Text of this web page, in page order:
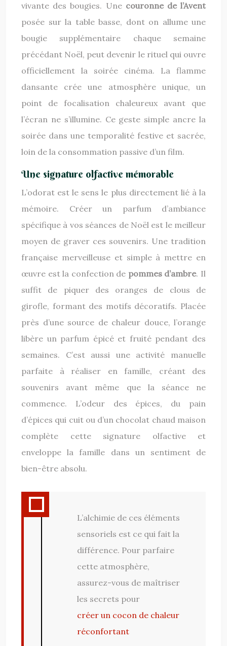
vivante des bougies. Une couronne de l’Avent
posée sur la table basse, dont on allume une
bougie supplémentaire chaque semaine
précédant Noël, peut devenir le rituel qui ouvre
officiellement la soirée cinéma. La flamme
dansante crée une atmosphère unique, un
point de focalisation chaleureux avant que
l’écran ne s’illumine. Ce geste simple ancre la
soirée dans une temporalité festive et sacrée,
loin de la consommation passive d’un film.
Une signature olfactive mémorable
L’odorat est le sens le plus directement lié à la
mémoire. Créer un parfum d’ambiance
spécifique à vos séances de Noël est le meilleur
moyen de graver ces souvenirs. Une tradition
française merveilleuse et simple à mettre en
œuvre est la confection de pommes d’ambre. Il
suffit de piquer des oranges de clous de
girofle, formant des motifs décoratifs. Placée
près d’une source de chaleur douce, l’orange
libère un parfum épicé et fruité pendant des
semaines. C’est aussi une activité manuelle
parfaite à réaliser en famille, créant des
souvenirs avant même que la séance ne
commence. L’odeur des épices, du pain
d’épices qui cuit ou d’un chocolat chaud maison
complète cette signature olfactive et
enveloppe la famille dans un sentiment de
bien-être absolu.
L’alchimie de ces éléments
sensoriels est ce qui fait la
différence. Pour parfaire
cette atmosphère,
assurez-vous de maîtriser
les secrets pour
créer un cocon de chaleur
réconfortant